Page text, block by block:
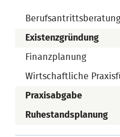
Berufsantrittsberatung
Existenzgründung
Finanzplanung
Wirtschaftliche
Praxisabgabe
Ruhestandsplanung